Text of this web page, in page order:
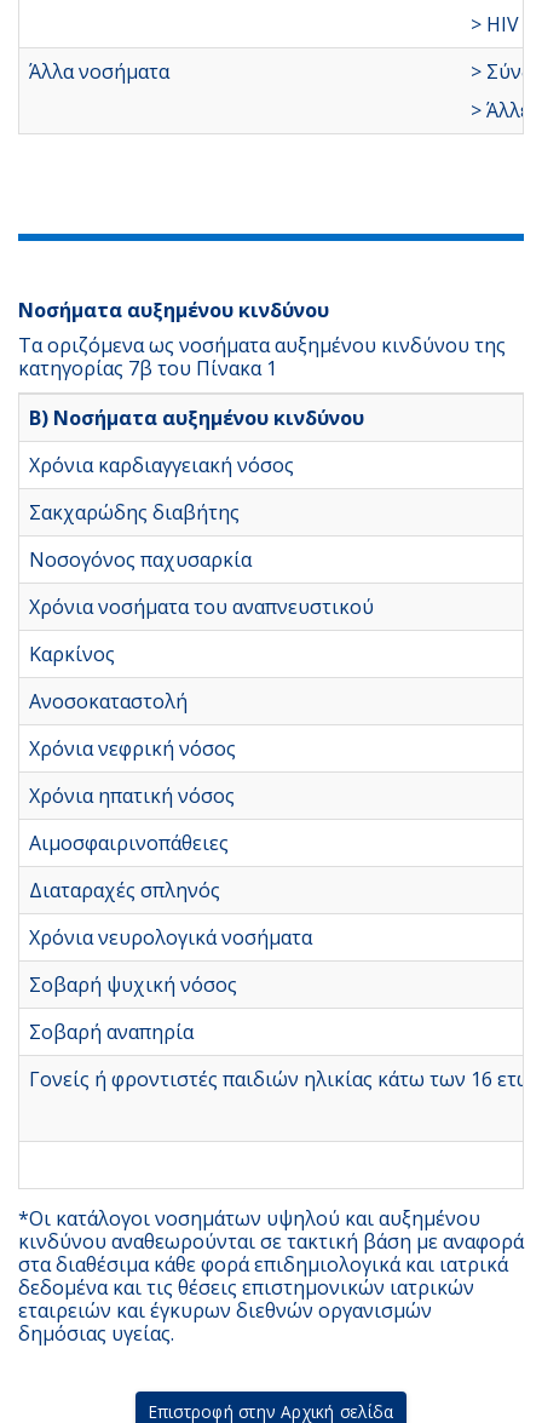
> HIV
Άλλα νοσήματα
>
>
Nοσήματα αυξημένου κινδύνου
Τα οριζόμενα ως νοσήματα αυξημένου κινδύνου της
κατηγορίας 7β του Πίνακα 1
Β) Νοσήματα αυξημένου κινδύνου
Χρόνια καρδιαγγειακή νόσος
Σακχαρώδης διαβήτης
Νοσογόνος παχυσαρκία
Χρόνια νοσήματα του αναπνευστικού
Καρκίνος
Ανοσοκαταστολή
Χρόνια νεφρική νόσος
Χρόνια ηπατική νόσος
Αιμοσφαιρινοπάθειες
Διαταραχές σπληνός
Χρόνια νευρολογικά νοσήματα
Σοβαρή ψυχική νόσος
Σοβαρή αναπηρία
Γονείς ή φροντιστές παιδιών ηλικίας κάτω των 16
*Οι κατάλογοι νοσημάτων υψηλού και αυξημένου
κινδύνου αναθεωρούνται σε τακτική βάση με αναφορά
στα διαθέσιμα κάθε φορά επιδημιολογικά και ιατρικά
δεδομένα και τις θέσεις επιστημονικών ιατρικών
εταιρειών και έγκυρων διεθνών οργανισμών
δημόσιας υγείας.
Επιστροφή στην Αρχική σελίδα